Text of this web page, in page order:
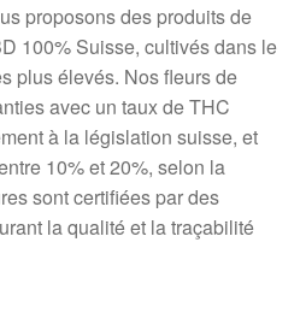
proposons des produits de
100% Suisse, cultivés dans le
plus élevés. Nos fleurs de
avec un taux de THC
à la législation suisse, et
10% et 20%, selon la
sont certifiées par des
la qualité et la traçabilité